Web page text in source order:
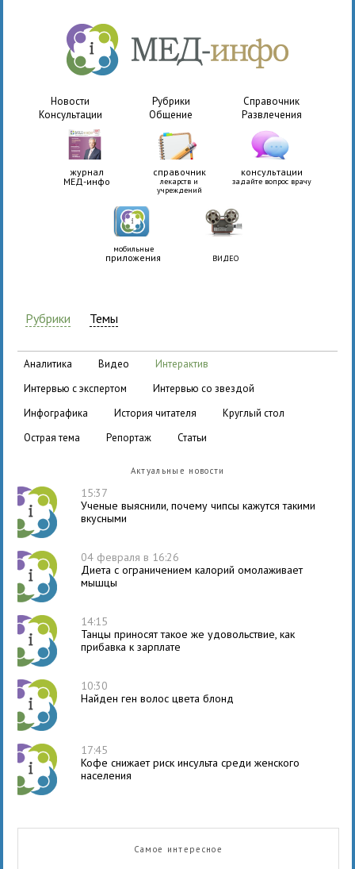
Новости Рубрики
Справочник
Консультации
Общение Развлечения
журнал
МЕД-инфо
справочник
лекарств и
учреждений
консультации
задайте вопрос врачу
мобильные
приложения ВИДЕО
Рубрики Темы
аналитика видео
интерактив
интервью с экспертом
интервью со звездой
инфографика
история читателя
круглый стол
острая тема
репортаж статьи
Актуальные новости
15:37
Ученые выяснили, почему чипсы кажутся такими
вкусными
04 февраля в 16:26
Диета с ограничением калорий омолаживает
мышцы
14:15
Танцы приносят такое же удовольствие, как
прибавка к зарплате
10:30
Найден ген волос цвета блонд
17:45
Кофе снижает риск инсульта среди женского
населения
Самое интересное